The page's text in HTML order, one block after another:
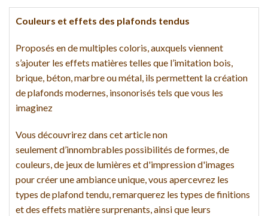
Couleurs et effets des plafonds tendus
Proposés en de multiples coloris, auxquels viennent
s’ajouter les effets matières telles que l’imitation bois,
brique, béton, marbre ou métal, ils permettent la création
de plafonds modernes, insonorisés tels que vous les
imaginez
Vous découvrirez dans cet article non
seulement d’innombrables possibilités de formes, de
couleurs, de jeux de lumières et d'impression d'images
pour créer une ambiance unique, vous apercevrez les
types de plafond tendu, remarquerez les types de finitions
et des effets matière surprenants, ainsi que leurs